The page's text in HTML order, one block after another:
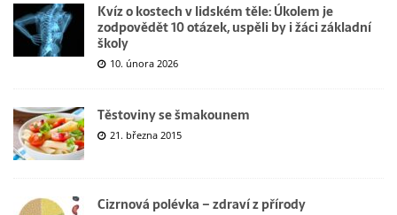
Kvíz o kostech v lidském těle: Úkolem je
zodpovědět 10 otázek, uspěli by i žáci základní
školy
10. února 2026
Těstoviny se šmakounem
21. března 2015
Cizrnová polévka – zdraví z přírody